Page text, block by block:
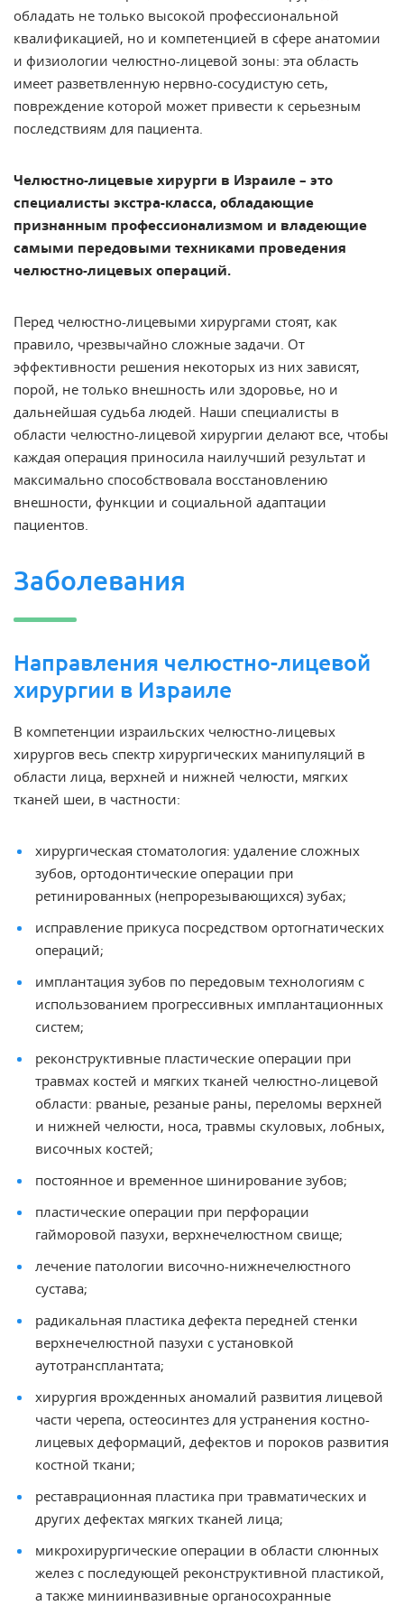
обладать не только высокой профессиональной
квалификацией, но и компетенцией в сфере анатомии
и физиологии челюстно-лицевой зоны: эта область
имеет разветвленную нервно-сосудистую сеть,
повреждение которой может привести к серьезным
последствиям для пациента.
Челюстно-лицевые хирурги в Израиле – это
специалисты экстра-класса, обладающие
признанным профессионализмом и владеющие
самыми передовыми техниками проведения
челюстно-лицевых операций.
Перед челюстно-лицевыми хирургами стоят, как
правило, чрезвычайно сложные задачи. От
эффективности решения некоторых из них зависят,
порой, не только внешность или здоровье, но и
дальнейшая судьба людей. Наши специалисты в
области челюстно-лицевой хирургии делают все, чтобы
каждая операция приносила наилучший результат и
максимально способствовала восстановлению
внешности, функции и социальной адаптации
пациентов.
Заболевания
Направления челюстно-лицевой
хирургии в Израиле
В компетенции израильских челюстно-лицевых
хирургов весь спектр хирургических манипуляций в
области лица, верхней и нижней челюсти, мягких
тканей шеи, в частности:
хирургическая стоматология: удаление сложных
зубов, ортодонтические операции при
ретинированных (непрорезывающихся) зубах;
исправление прикуса посредством ортогнатических
операций;
имплантация зубов по передовым технологиям с
использованием прогрессивных имплантационных
систем;
реконструктивные пластические операции при
травмах костей и мягких тканей челюстно-лицевой
области: рваные, резаные раны, переломы верхней
и нижней челюсти, носа, травмы скуловых, лобных,
височных костей;
постоянное и временное шинирование зубов;
пластические операции при перфорации
гайморовой пазухи, верхнечелюстном свище;
лечение патологии височно-нижнечелюстного
сустава;
радикальная пластика дефекта передней стенки
верхнечелюстной пазухи с установкой
аутотрансплантата;
хирургия врожденных аномалий развития лицевой
части черепа, остеосинтез для устранения костно-
лицевых деформаций, дефектов и пороков развития
костной ткани;
реставрационная пластика при травматических и
других дефектах мягких тканей лица;
микрохирургические операции в области слюнных
желез с последующей реконструктивной пластикой,
а также миниинвазивные органосохранные